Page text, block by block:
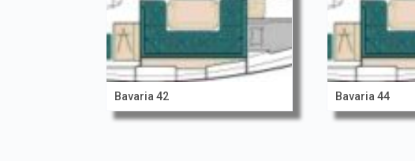
Bavaria 42 Bavaria 44